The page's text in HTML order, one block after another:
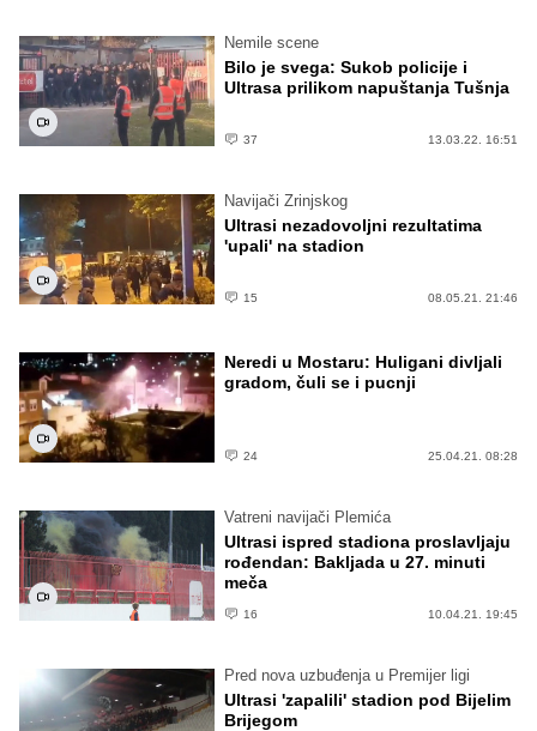
Nemile scene
Bilo je svega: Sukob policije i
Ultrasa prilikom napuštanja Tušnja
37 13.03.22. 16:51
Navijači Zrinjskog
Ultrasi nezadovoljni rezultatima
'upali' na stadion
15 08.05.21. 21:46
Neredi u Mostaru: Huligani divljali
gradom, čuli se i pucnji
24 25.04.21. 08:28
Vatreni navijači Plemića
Ultrasi ispred stadiona proslavljaju
rođendan: Bakljada u 27. minuti
meča
16 10.04.21. 19:45
Pred nova uzbuđenja u Premijer ligi
Ultrasi 'zapalili' stadion pod Bijelim
Brijegom